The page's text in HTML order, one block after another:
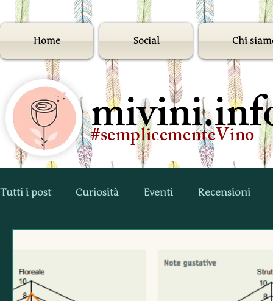
Home Social Chi
#semplicementeVino
Tutti i post Curiosità Eventi Recensioni